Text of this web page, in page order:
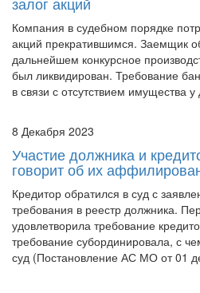
Компания в судебном порядке
акций прекратившимся. Заемщик
дальнейшем конкурсное
был ликвидирован. Требование
в связи с отсутствием имущества у
8 Декабря 2023
Участие должника и
говорит об их
Кредитор обратился в суд с
требования в реестр должника.
удовлетворила требование
требование субординировала, с
суд (Постановление АС МО от 01